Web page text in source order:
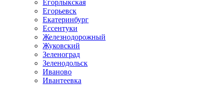
Егорлыкская
Егорьевск
Екатеринбург
Ессентуки
Железнодорожный
Жуковский
Зеленоград
Зеленодольск
Иваново
Ивантеевка